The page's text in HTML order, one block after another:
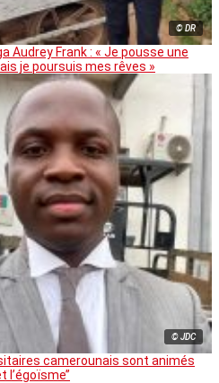
© DR
Audrey Frank : « Je pousse une
je poursuis mes rêves »
© JDC
camerounais sont animés